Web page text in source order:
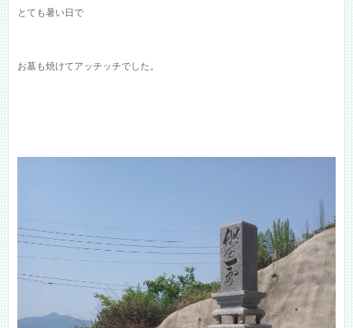
とても暑い日で
お墓も焼けてアッチッチでした。